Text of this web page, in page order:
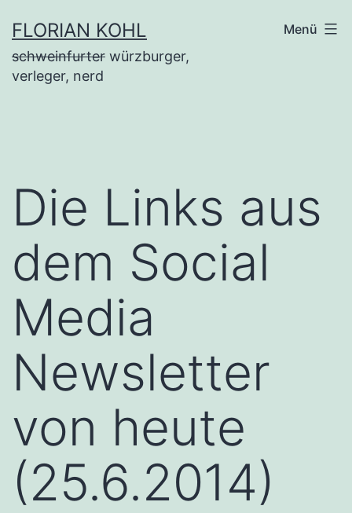
Inhalt
springen
FLORIAN KOHL
schweinfurter würzburger,
verleger, nerd
Menü
Die Links aus
dem Social
Media
Newsletter
von heute
(25.6.2014)